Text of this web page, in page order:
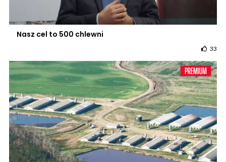
Nasz cel to 500 chlewni
33